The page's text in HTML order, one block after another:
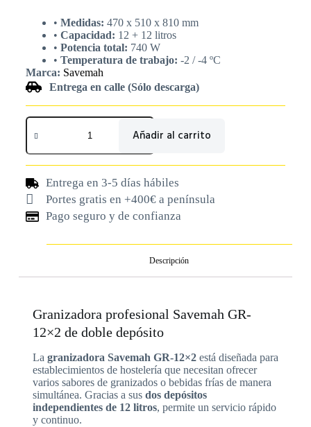
• Medidas: 470 x 510 x 810 mm
• Capacidad: 12 + 12 litros
• Potencia total: 740 W
• Temperatura de trabajo: -2 / -4 ºC
Marca: Savemah
Entrega en calle (Sólo descarga)
Añadir al carrito
Entrega en 3-5 días hábiles
Portes gratis en +400€ a península
Pago seguro y de confianza
Descripción
Granizadora profesional Savemah GR-
12×2 de doble depósito
La granizadora Savemah GR-12×2está diseñada para
establecimientos de hostelería que necesitan ofrecer
varios sabores de granizados o bebidas frías de manera
simultánea. Gracias a sus dos depósitos
independientes de 12 litros, permite un servicio rápido
y continuo.